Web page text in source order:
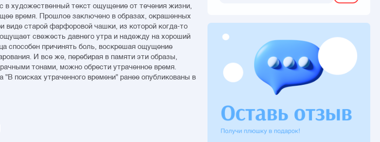
в художественный текст ощущение от течения жизни,
время. Прошлое заключено в образах, окрашенных
виде старой фарфоровой чашки, из которой когда-то
свежесть давнего утра и надежду на хороший
способен причинять боль, воскрешая ощущение
И все же, перебирая в памяти эти образы,
тонами, можно обрести утраченное время.
поисках утраченного времени" ранее опубликованы в